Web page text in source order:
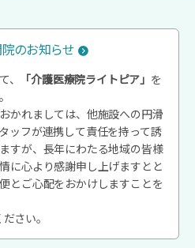
のお知らせ
、 「介護医療院ライトピア」 を
かれましては、他施設への円滑
ッフが連携して責任を持って誘
すが、長年にわたる地域の皆様
に心より感謝申し上げますとと
とご心配をおかけしますことを
さい。